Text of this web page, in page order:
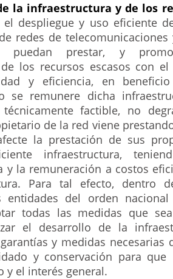
la infraestructura y de los
el despliegue y uso eficiente
redes de
puedan prestar, y
los recursos escasos con
y eficiencia, en
se remunere dicha
factible, no
de la red viene
la prestación de sus
infraestructura,
y la remuneración a costos
Para tal efecto, dentro
entidades del orden
todas las medidas que
el desarrollo de la
y medidas necesarias
y conservación para
el interés general.